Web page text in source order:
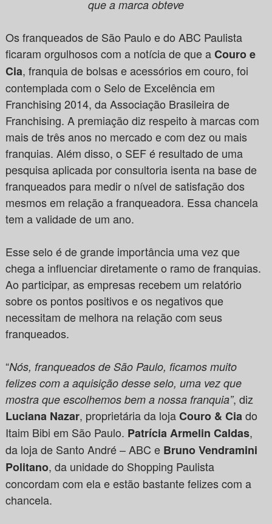
que a marca obteve
Os franqueados de São Paulo e do ABC Paulista
ficaram orgulhosos com a notícia de que aCouro e
Cia, franquia de bolsas e acessórios em couro, foi
contemplada com o Selo de Excelência em
Franchising 2014, da Associação Brasileira de
Franchising. A premiação diz respeito à marcas com
mais de três anos no mercado e com dez ou mais
franquias. Além disso, o SEF é resultado de uma
pesquisa aplicada por consultoria isenta na base de
franqueados para medir o nível de satisfação dos
mesmos em relação a franqueadora. Essa chancela
tem a validade de um ano.
Esse selo é de grande importância uma vez que
chega a influenciar diretamente o ramo de franquias.
Ao participar, as empresas recebem um relatório
sobre os pontos positivos e os negativos que
necessitam de melhora na relação com seus
franqueados.
“Nós, franqueados de São Paulo, ficamos muito
felizes com a aquisição desse selo, uma vez que
mostra que escolhemos bem a nossa franquia”, diz
Luciana Nazar, proprietária da lojaCouro & Ciado
Itaim Bibi em São Paulo. Patrícia Armelin Caldas,
da loja de Santo André – ABC e Bruno Vendramini
Politano, da unidade do Shopping Paulista
concordam com ela e estão bastante felizes com a
chancela.